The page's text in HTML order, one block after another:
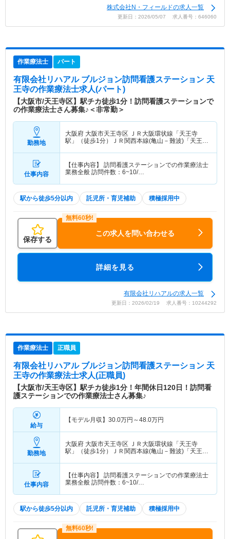
株式会社N・フィールドの求人一覧
更新日：2026/05/07 求人番号：646060
作業療法士 パート
有限会社リハアル ブルジョン訪問看護ステーション 天
王寺の作業療法士求人(パート)
【大阪市/天王寺区】駅チカ徒歩1分！訪問看護ステーションで
の作業療法士さん募集♪＜非常勤＞
勤務地
大阪府 大阪市天王寺区 ＪＲ大阪環状線「天王寺
駅」（徒歩1分）ＪＲ関西本線(亀山－難波)「天王寺
仕事内容
【仕事内容】 訪問看護ステーションでの作業療法士
業務全般 訪問件数：6~10/…
駅から徒歩5分以内 託児所・育児補助 積極採用中
保存する
この求人を問い合わせる
詳細を見る
有限会社リハアルの求人一覧
更新日：2026/02/19 求人番号：10244292
作業療法士 正職員
有限会社リハアル ブルジョン訪問看護ステーション 天
王寺の作業療法士求人(正職員)
【大阪市/天王寺区】駅チカ徒歩1分！年間休日120日！訪問看
護ステーションでの作業療法士さん募集♪
給与
【モデル月収】 30.0万円～48.0万円
勤務地
大阪府 大阪市天王寺区 ＪＲ大阪環状線「天王寺
駅」（徒歩1分）ＪＲ関西本線(亀山－難波)「天王寺
仕事内容
【仕事内容】 訪問看護ステーションでの作業療法士
業務全般 訪問件数：6~10/…
駅から徒歩5分以内 託児所・育児補助 積極採用中